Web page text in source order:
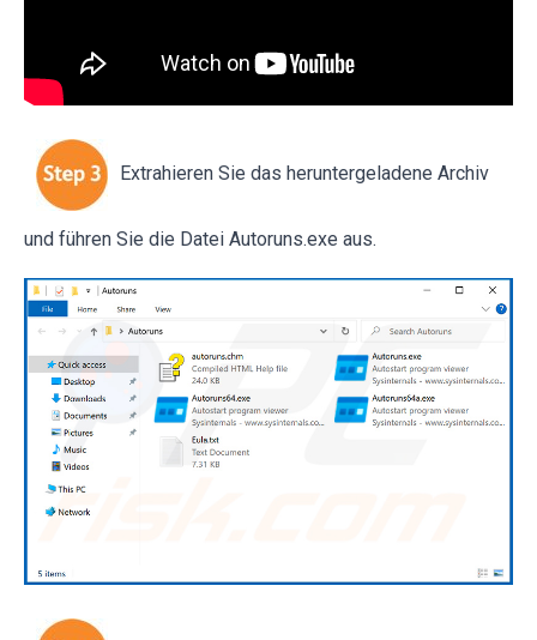
Extrahieren Sie das heruntergeladene Archiv
und führen Sie die Datei Autoruns.exe aus.